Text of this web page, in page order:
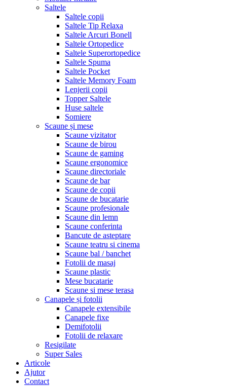
Saltele
Saltele copii
Saltele Tip Relaxa
Saltele Arcuri Bonell
Saltele Ortopedice
Saltele Superortopedice
Saltele Spuma
Saltele Pocket
Saltele Memory Foam
Lenjerii copii
Topper Saltele
Huse saltele
Somiere
Scaune și mese
Scaune vizitator
Scaune de birou
Scaune de gaming
Scaune ergonomice
Scaune directoriale
Scaune de bar
Scaune de copii
Scaune de bucatarie
Scaune profesionale
Scaune din lemn
Scaune conferinta
Bancute de asteptare
Scaune teatru si cinema
Scaune bal / banchet
Fotolii de masaj
Scaune plastic
Mese bucatarie
Scaune si mese terasa
Canapele și fotolii
Canapele extensibile
Canapele fixe
Demifotolii
Fotolii de relaxare
Resigilate
Super Sales
Articole
Ajutor
Contact